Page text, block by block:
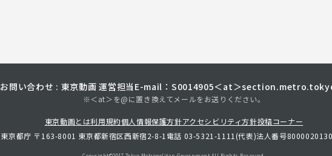
お問い合わせ : 東京動画 運営担当 E-mail：S0014905＜at＞
※＜at＞を@に置き換えてメールをお送りください。
東京動画とは利用規約個人情報保護方針アクセシビリティ方針投稿コーナー
東京都庁 〒163-8001 東京都新宿区西新宿2-8-1 電話 03-5321-1111(代表)法人番号